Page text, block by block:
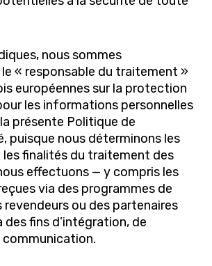
nous sommes
« responsable du traitement »
européennes sur la protection
les informations personnelles
présente Politique de
puisque nous déterminons les
finalités du traitement des
effectuons — y compris les
via des programmes de
revendeurs ou des partenaires
des fins d’intégration, de